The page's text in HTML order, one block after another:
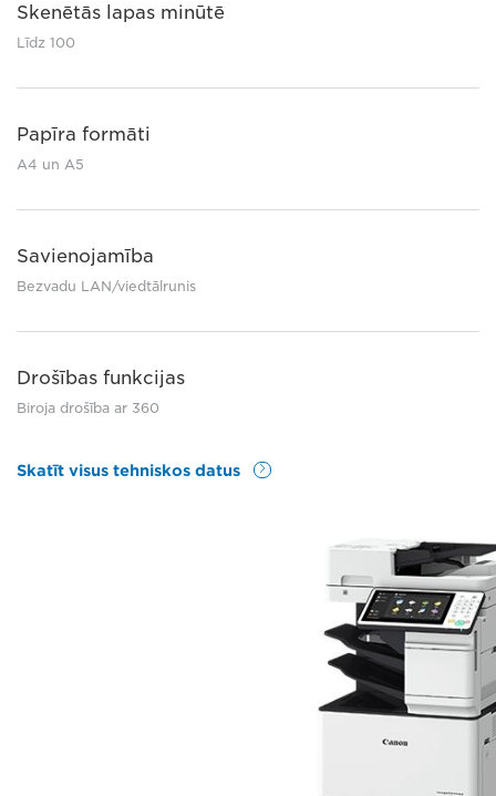
Skenētās lapas minūtē
Līdz 100
Papīra formāti
A4 un A5
Savienojamība
Bezvadu LAN/viedtālrunis
Drošības funkcijas
Biroja drošība ar 360
Skatīt visus tehniskos datus